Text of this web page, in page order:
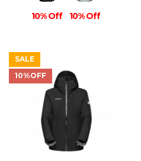
10% Off 10% Off
SALE
10%OFF